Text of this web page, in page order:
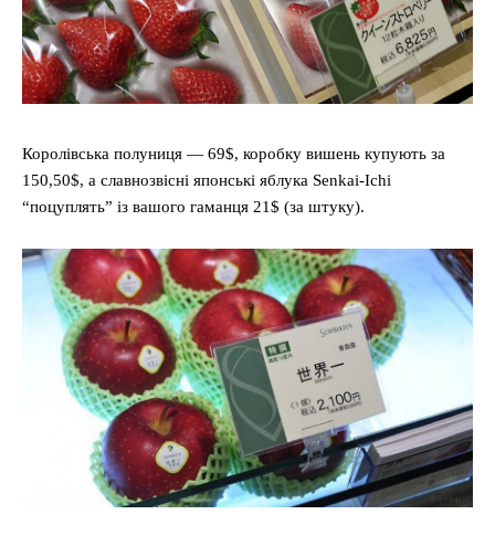
Королівська полуниця — 69$, коробку вишень купують за
150,50$, а славнозвісні японські яблука Senkai-Ichi
“поцуплять” із вашого гаманця 21$ (за штуку).